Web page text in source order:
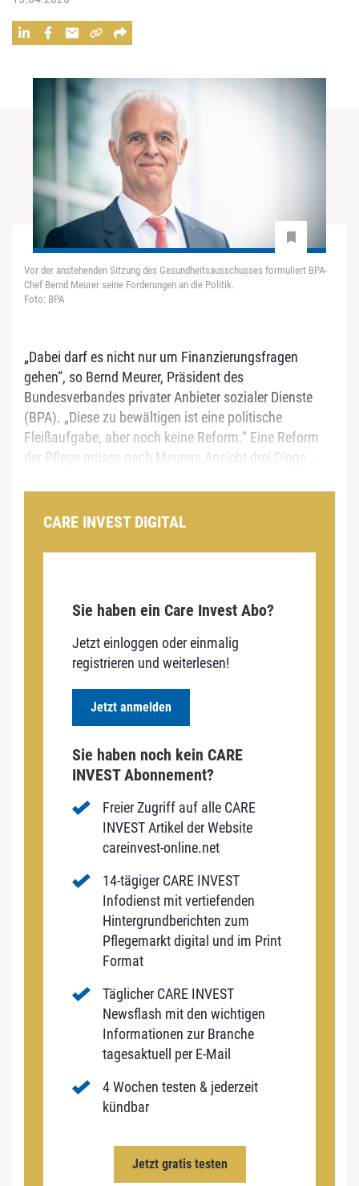
Vor der anstehenden Sitzung des Gesundheitsausschusses formuliert BPA-
Chef Bernd Meurer seine Forderungen an die Politik.
Foto: BPA
„Dabei darf es nicht nur um Finanzierungsfragen
gehen“, so Bernd Meurer, Präsident des
Bundesverbandes privater Anbieter sozialer Dienste
(BPA). „Diese zu bewältigen ist eine politische
Fleißaufgabe, aber noch keine Reform.“ Eine Reform
der Pflege müsse nach Meurers Ansicht drei Dinge...
CARE INVEST DIGITAL
Sie haben ein Care Invest Abo?
Jetzt einloggen oder einmalig
registrieren und weiterlesen!
Jetzt anmelden
Sie haben noch kein CARE
INVEST Abonnement?
Freier Zugriff auf alle CARE
INVEST Artikel der Website
careinvest-online.net
14-tägiger CARE INVEST
Infodienst mit vertiefenden
Hintergrundberichten zum
Pflegemarkt digital und im Print
Format
Täglicher CARE INVEST
Newsflash mit den wichtigen
Informationen zur Branche
tagesaktuell per E-Mail
4 Wochen testen & jederzeit
kündbar
Jetzt gratis testen